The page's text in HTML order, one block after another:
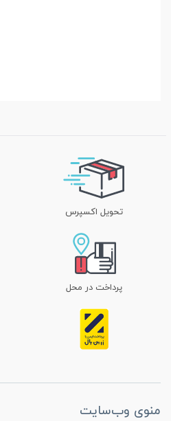
تحویل اکسپرس
پرداخت در محل
منوی وب‌سایت